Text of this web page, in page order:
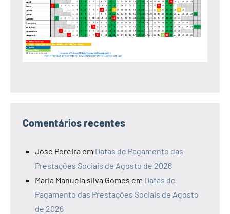
Comentários recentes
Jose Pereira em Datas de Pagamento das
Prestações Sociais de Agosto de 2026
Maria Manuela silva Gomes em Datas de
Pagamento das Prestações Sociais de Agosto
de 2026